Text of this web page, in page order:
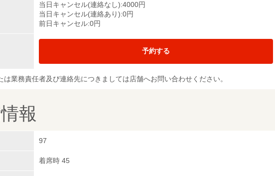
当日キャンセル(連絡なし):4000円
当日キャンセル(連絡あり):0円
前日キャンセル:0円
予約する
は業務責任者及び連絡先につきましては店舗へお問い合わせください。
報
97
着席時 45